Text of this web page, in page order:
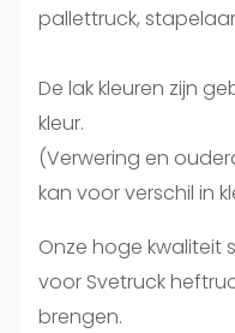
pallettruck,
De lak kleuren zijn
kleur.
(Verwering en
kan voor verschil in
Onze hoge kwaliteit
voor Svetruck
brengen.